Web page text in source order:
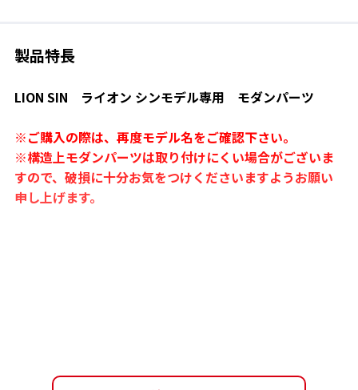
製品特長
LION SIN ライオン シンモデル専用 モダンパーツ
※ご購入の際は、再度モデル名をご確認下さい。
※構造上モダンパーツは取り付けにくい場合がございま
すので、破損に十分お気をつけくださいますようお願い
申し上げます。